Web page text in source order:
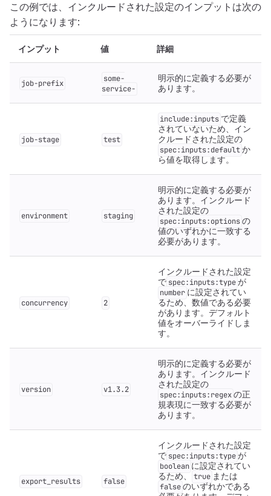
この例では、インクルードされた設定のインプットは次の
ようになります:
インプット 値 詳細
job-prefix
some-
service-
明示的に定義する必要が
あります。
job-stage test
include:inputs で定義
されていないため、イン
クルードされた設定の
spec:inputs:defaultか
ら値を取得します。
environment staging
明示的に定義する必要が
あります。インクルード
された設定の
spec:inputs:optionsの
値のいずれかに一致する
必要があります。
concurrency 2
インクルードされた設定
で spec:inputs:typeが
number に設定されてい
るため、数値である必要
があります。デフォルト
値をオーバーライドしま
す。
version v1.3.2
明示的に定義する必要が
あります。インクルード
された設定の
spec:inputs:regexの正
規表現に一致する必要が
あります。
export_results false
インクルードされた設定
で spec:inputs:typeが
boolean に設定されてい
るため、
true または
falseのいずれかである